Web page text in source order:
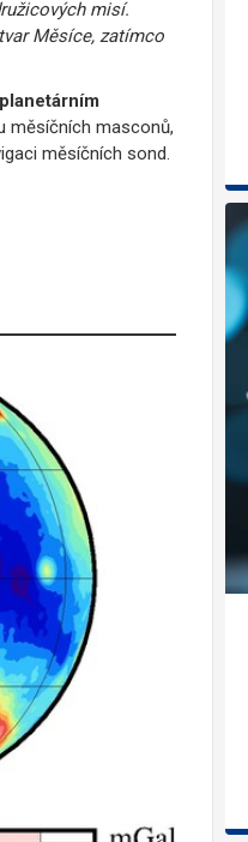
misí.
Měsíce, zatímco
měsíčních masconů,
měsíčních sond.